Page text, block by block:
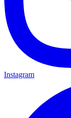
Instagram